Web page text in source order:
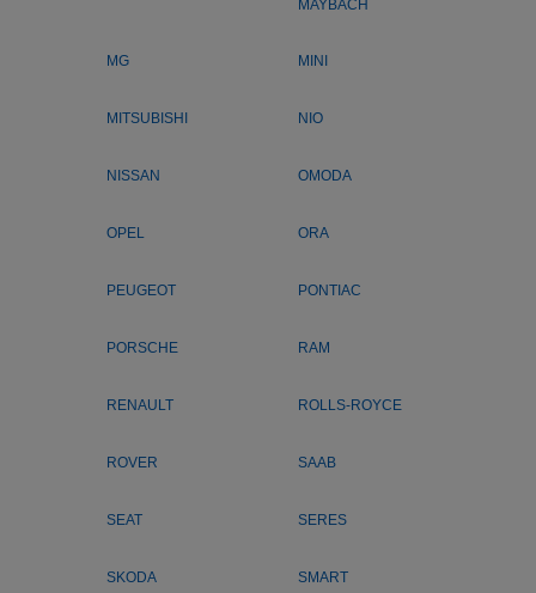
MAYBACH
MG MINI
MITSUBISHI NIO
NISSAN OMODA
OPEL ORA
PEUGEOT PONTIAC
PORSCHE RAM
RENAULT ROLLS-ROYCE
ROVER SAAB
SEAT SERES
SKODA SMART